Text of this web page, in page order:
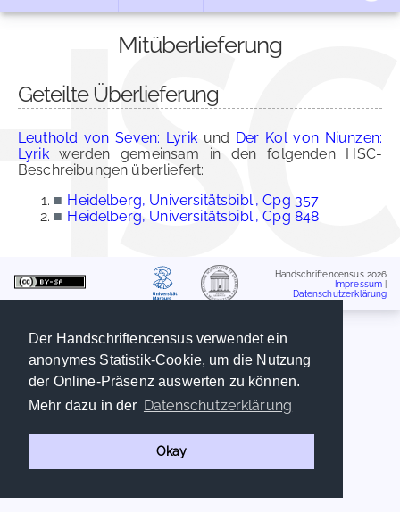
Der Handschriftencensus verwendet ein
anonymes Statistik-Cookie, um die Nutzung
der Online-Präsenz auswerten zu können.
Mehr dazu in der Datenschutzerklärung
Okay
Mitüberlieferung
Geteilte Überlieferung
Leuthold von Seven: Lyrikund Der Kol von Niunzen:
Lyrikwerden gemeinsam in den folgenden HSC-
Beschreibungen überliefert:
■ Heidelberg, Universitätsbibl., Cpg 357
■ Heidelberg, Universitätsbibl., Cpg 848
Handschriftencensus 2026
Impressum
Datenschutzerklärung